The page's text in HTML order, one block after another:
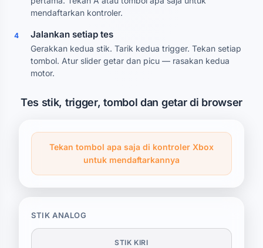
mendaftarkan kontroler.
4 Jalankan setiap tes
Gerakkan kedua stik. Tarik kedua trigger. Tekan setiap
tombol. Atur slider getar dan picu — rasakan kedua
motor.
Tes stik, trigger, tombol dan getar di browser
Tekan tombol apa saja di kontroler Xbox
untuk mendaftarkannya
STIK ANALOG
STIK KIRI